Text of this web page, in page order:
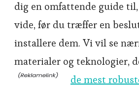
dig en omfattende guide
vide, før du træffer en
installere dem. Vi vil se
materialer og teknologier,
de mest